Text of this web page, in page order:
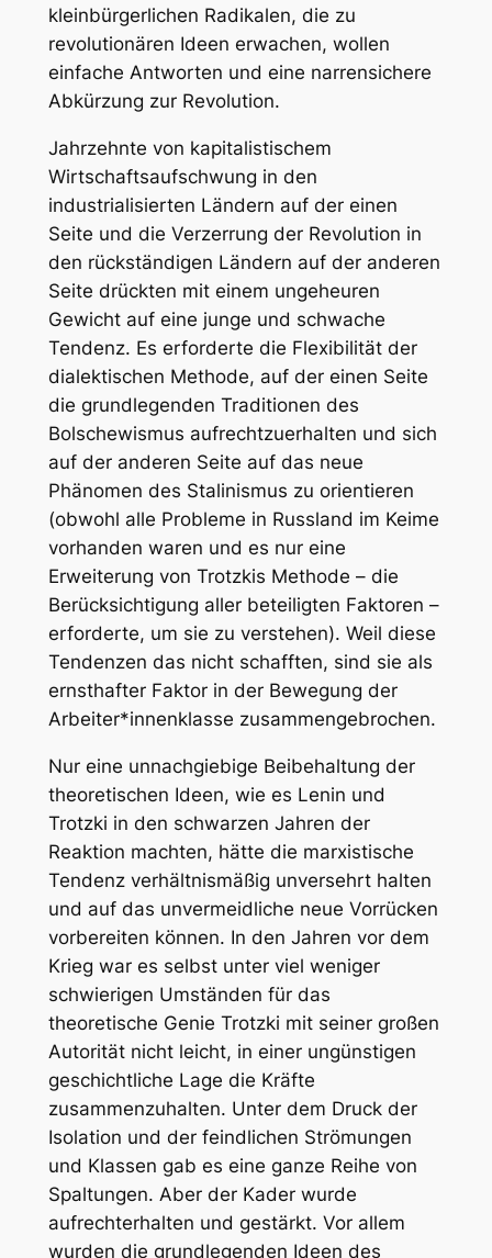
kleinbürgerlichen Radikalen, die zu
revolutionären Ideen erwachen, wollen
einfache Antworten und eine narrensichere
Abkürzung zur Revolution.
Jahrzehnte von kapitalistischem
Wirtschaftsaufschwung in den
industrialisierten Ländern auf der einen
Seite und die Verzerrung der Revolution in
den rückständigen Ländern auf der anderen
Seite drückten mit einem ungeheuren
Gewicht auf eine junge und schwache
Tendenz. Es erforderte die Flexibilität der
dialektischen Methode, auf der einen Seite
die grundlegenden Traditionen des
Bolschewismus aufrechtzuerhalten und sich
auf der anderen Seite auf das neue
Phänomen des Stalinismus zu orientieren
(obwohl alle Probleme in Russland im Keime
vorhanden waren und es nur eine
Erweiterung von Trotzkis Methode – die
Berücksichtigung aller beteiligten Faktoren –
erforderte, um sie zu verstehen). Weil diese
Tendenzen das nicht schafften, sind sie als
ernsthafter Faktor in der Bewegung der
Arbeiter*innenklasse zusammengebrochen.
Nur eine unnachgiebige Beibehaltung der
theoretischen Ideen, wie es Lenin und
Trotzki in den schwarzen Jahren der
Reaktion machten, hätte die marxistische
Tendenz verhältnismäßig unversehrt halten
und auf das unvermeidliche neue Vorrücken
vorbereiten können. In den Jahren vor dem
Krieg war es selbst unter viel weniger
schwierigen Umständen für das
theoretische Genie Trotzki mit seiner großen
Autorität nicht leicht, in einer ungünstigen
geschichtliche Lage die Kräfte
zusammenzuhalten. Unter dem Druck der
Isolation und der feindlichen Strömungen
und Klassen gab es eine ganze Reihe von
Spaltungen. Aber der Kader wurde
aufrechterhalten und gestärkt. Vor allem
wurden die grundlegenden Ideen des